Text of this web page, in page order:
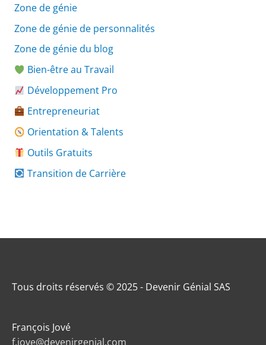
Zone de génie
Zone de génie de personnalités
Zone de génie du blog
Bien-être au Travail
Développement Pro
Entrepreneuriat
Orientation & Talents
Outils Gratuits
Transition de Carrière
Tous droits réservés © 2025 - Devenir Génial SAS
François Jové
f.jove@devenirgenial.com